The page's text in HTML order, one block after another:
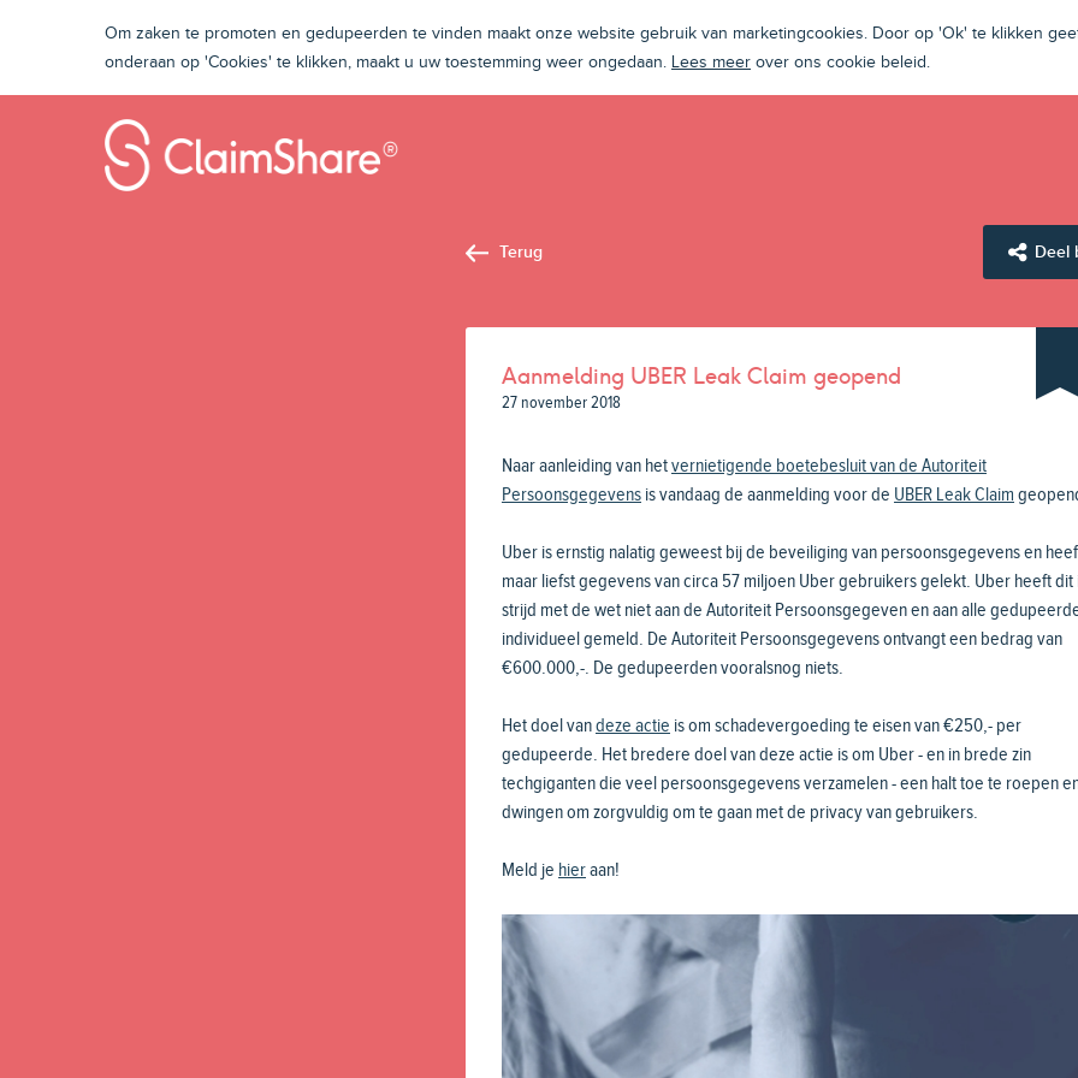
Om zaken te promoten en gedupeerden te vinden maakt onze website gebruik van marketingcookies. Door op 'Ok' te klikken
onderaan op 'Cookies' te klikken, maakt u uw toestemming weer ongedaan. Lees meer over ons cookie beleid.
Terug Deel
Aanmelding UBER Leak Claim geopend
27 november 2018
Naar aanleiding van hetvernietigende boetebesluit van de Autoriteit
Persoonsgegevens is vandaag de aanmelding voor de UBER Leak Claim
Uber is ernstig nalatig geweest bij de beveiliging van persoonsgegevens en
maar liefst gegevens van circa 57 miljoen Uber gebruikers gelekt. Uber heeft dit
strijd met de wet niet aan de Autoriteit Persoonsgegeven en aan alle
individueel gemeld. De Autoriteit Persoonsgegevens ontvangt een bedrag van
€600.000,-. De gedupeerden vooralsnog niets.
Het doel vandeze actie is om schadevergoeding te eisen van €250,- per
gedupeerde. Het bredere doel van deze actie is om Uber - en in brede zin
techgiganten die veel persoonsgegevens verzamelen - een halt toe te roepen
dwingen om zorgvuldig om te gaan met de privacy van gebruikers.
Meld je hieraan!